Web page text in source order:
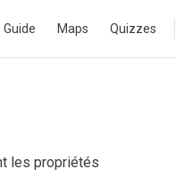
Guide Maps Quizzes
les propriétés